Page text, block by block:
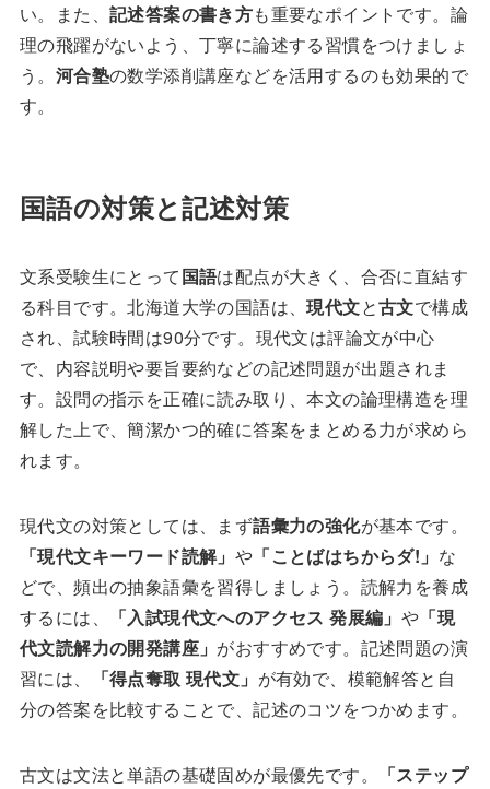
い。また、 記述答案の書き方も重要なポイントです。論
理の飛躍がないよう、丁寧に論述する習慣をつけましょ
う。 河合塾の数学添削講座などを活用するのも効果的で
す。
国語の対策と記述対策
文系受験生にとって国語は配点が大きく、合否に直結す
る科目です。北海道大学の国語は、現代文と古文で構成
され、試験時間は90分です。現代文は評論文が中心
で、内容説明や要旨要約などの記述問題が出題されま
す。設問の指示を正確に読み取り、本文の論理構造を理
解した上で、簡潔かつ的確に答案をまとめる力が求めら
れます。
現代文の対策としては、まず語彙力の強化が基本です。
「現代文キーワード読解」 や 「ことばはちからダ!」 な
どで、頻出の抽象語彙を習得しましょう。読解力を養成
するには、
「入試現代文へのアクセス 発展編」 や 「現
代文読解力の開発講座」 がおすすめです。記述問題の演
習には、
「得点奪取 現代文」 が有効で、模範解答と自
分の答案を比較することで、記述のコツをつかめます。
古文は文法と単語の基礎固めが最優先です。
「ステップ